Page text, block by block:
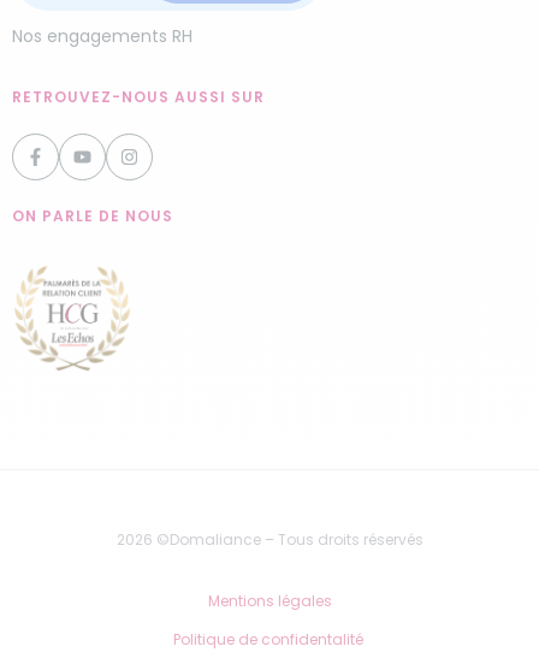
Nos engagements RH
RETROUVEZ-NOUS AUSSI SUR
ON PARLE DE NOUS
2026 ©Domaliance – Tous droits réservés
Mentions légales
Politique de confidentalité